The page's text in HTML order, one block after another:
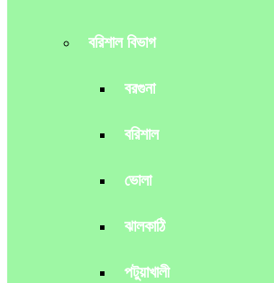
বরিশাল বিভাগ
বরগুনা
বরিশাল
ভোলা
ঝালকাঠি
পটুয়াখালী